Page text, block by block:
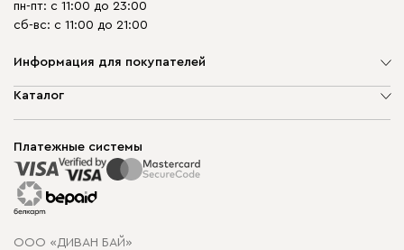
пн-пт: с 11:00 до 23:00
сб-вс: с 11:00 до 21:00
Информация для покупателей
О компании
Способы оплаты
Рассрочка и кредит
Гарантия
Карта сайта
Политика конфиденциальности
Каталог
Корпусная мебель
Распродажа мебели
Платежные системы
ООО «ДИВАН БАЙ»